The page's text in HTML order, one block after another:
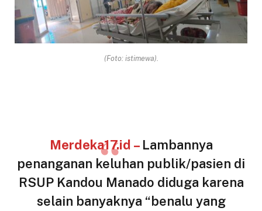
(Foto: istimewa).
Merdeka17.id – Lambannya
penanganan keluhan publik/pasien di
RSUP Kandou Manado diduga karena
selain banyaknya “benalu yang